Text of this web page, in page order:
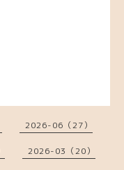
2026-06（27）
2026-03（20）